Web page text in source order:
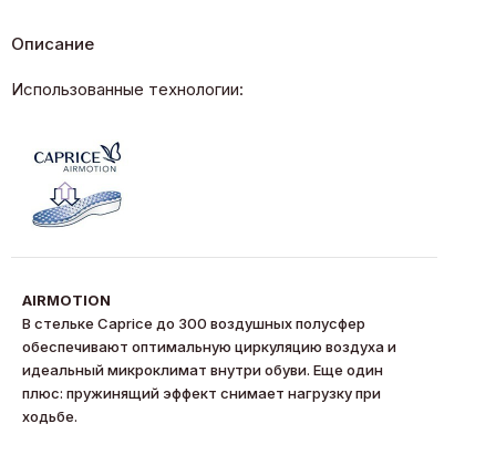
Описание
Использованные технологии:
AIRMOTION
В стельке Caprice до 300 воздушных полусфер
обеспечивают оптимальную циркуляцию воздуха и
идеальный микроклимат внутри обуви. Еще один
плюс: пружинящий эффект снимает нагрузку при
ходьбе.